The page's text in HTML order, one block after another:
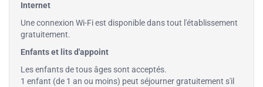
Internet
Une connexion Wi-Fi est disponible dans tout l'établissement
gratuitement.
Enfants et lits d'appoint
Les enfants de tous âges sont acceptés.
1 enfant (de 1 an ou moins) peut séjourner gratuitement s'il